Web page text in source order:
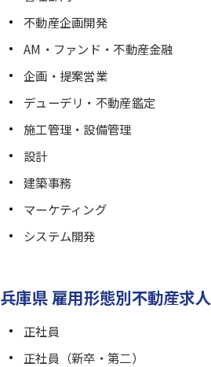
不動産企画開発
AM・ファンド・不動産金融
企画・提案営業
デューデリ・不動産鑑定
施工管理・設備管理
設計
建築事務
マーケティング
システム開発
兵庫県 雇用形態別不動産求人
正社員
正社員（新卒・第二）